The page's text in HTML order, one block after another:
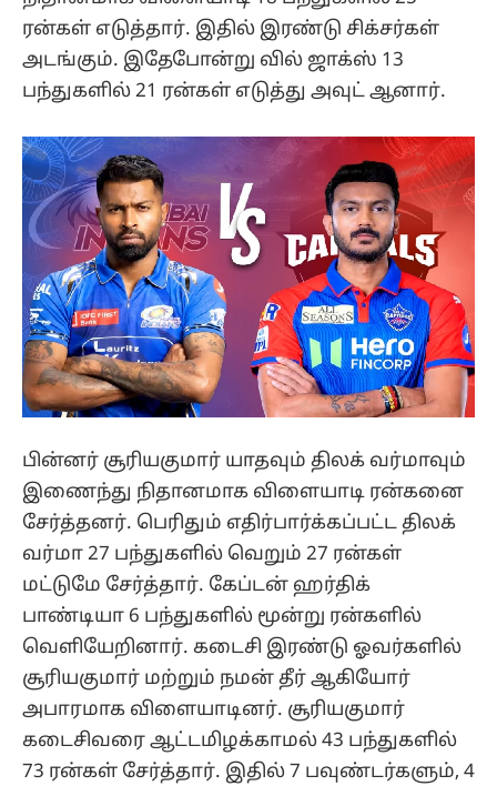
ரன்கள் எடுத்தார். இதில் இரண்டு சிக்சர்கள்
அடங்கும். இதேபோன்று வில் ஜாக்ஸ் 13
பந்துகளில் 21 ரன்கள் எடுத்து அவுட் ஆனார்.
பின்னர் சூரியகுமார் யாதவும் திலக் வர்மாவும்
இணைந்து நிதானமாக விளையாடி ரன்கனை
சேர்த்தனர். பெரிதும் எதிர்பார்க்கப்பட்ட திலக்
வர்மா 27 பந்துகளில் வெறும் 27 ரன்கள்
மட்டுமே சேர்த்தார். கேப்டன் ஹர்திக்
பாண்டியா 6 பந்துகளில் மூன்று ரன்களில்
வெளியேறினார். கடைசி இரண்டு ஓவர்களில்
சூரியகுமார் மற்றும் நமன் தீர் ஆகியோர்
அபாரமாக விளையாடினர். சூரியகுமார்
கடைசிவரை ஆட்டமிழக்காமல் 43 பந்துகளில்
73 ரன்கள் சேர்த்தார். இதில் 7 பவுண்டர்களும், 4